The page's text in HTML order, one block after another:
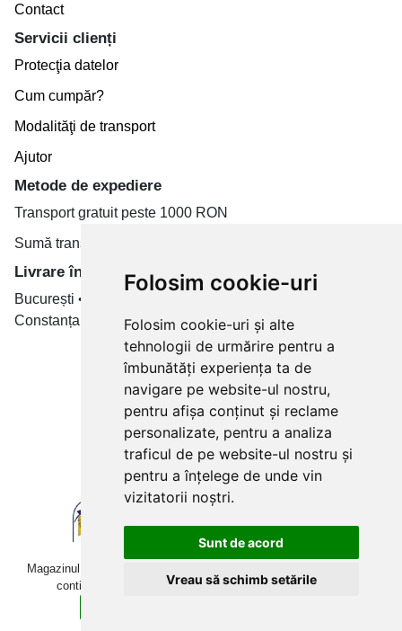
Folosim cookie-uri
Folosim cookie-uri și alte
tehnologii de urmărire pentru a
îmbunătăți experiența ta de
navigare pe website-ul nostru,
pentru afișa conținut și reclame
personalizate, pentru a analiza
traficul de pe website-ul nostru și
pentru a înțelege de unde vin
vizitatorii noștri.
Sunt de acord
Vreau să schimb setările
Magazinul online betoniera-roaba.ro folosește cookies. Navigând în
continuare, îți exprimi acordul pentru folosirea acestora.
Contact
Servicii clienți
Protecţia datelor
Cum cumpăr?
Modalităţi de transport
Ajutor
Metode de expediere
Transport gratuit peste 1000 RON
Sumă transport de la 19.99 RON
Livrare în toate țară
București • Cluj-Napoca • Brașov • Timișoara • Iași •
Constanța • Craiova
Plăți cu card bancar prin